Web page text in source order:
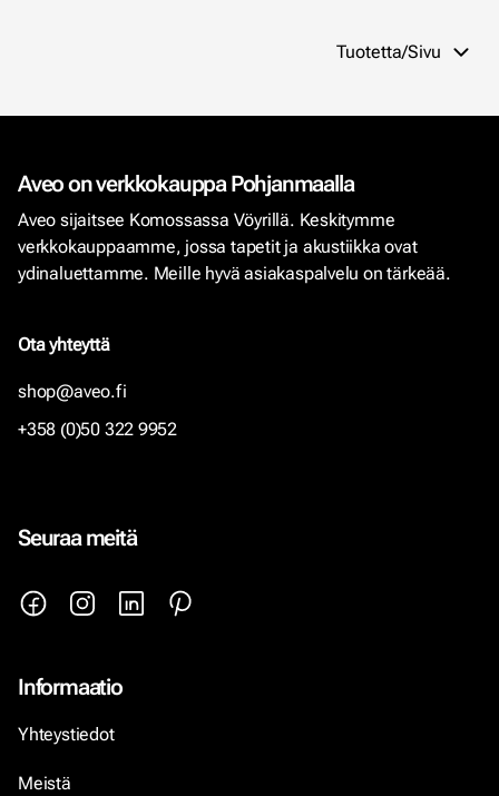
Tuotetta/Sivu
Aveo on verkkokauppa Pohjanmaalla
Aveo sijaitsee Komossassa Vöyrillä. Keskitymme
verkkokauppaamme, jossa tapetit ja akustiikka ovat
ydinaluettamme. Meille hyvä asiakaspalvelu on tärkeää.
Ota yhteyttä
shop@aveo.fi
+358 (0)50 322 9952
Seuraa meitä
Informaatio
Yhteystiedot
Meistä